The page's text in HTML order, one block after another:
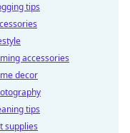
tips
accessories
decor
tips
supplies